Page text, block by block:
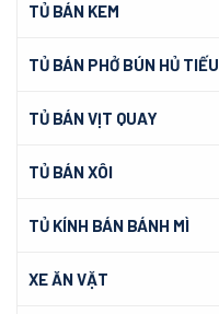
TỦ BÁN KEM
TỦ BÁN PHỞ BÚN HỦ TIẾU
TỦ BÁN VỊT QUAY
TỦ BÁN XÔI
TỦ KÍNH BÁN BÁNH MÌ
XE ĂN VẶT